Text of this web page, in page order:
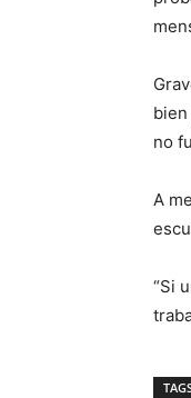
no
A
“Si